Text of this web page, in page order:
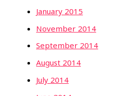
January 2015
November 2014
September 2014
August 2014
July 2014